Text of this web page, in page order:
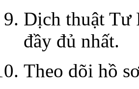
Dịch thuật Tư
đầy đủ nhất.
Theo dõi hồ